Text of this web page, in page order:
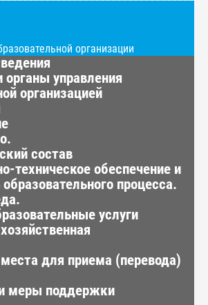
организации
органы управления
организацией
состав
техническое обеспечение и
процесса.
услуги
для приема (перевода)
меры поддержки